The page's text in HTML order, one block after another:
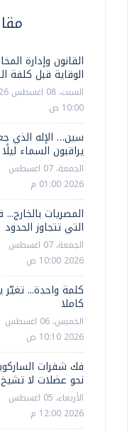
القانون وإدارة
الوقاية قبل كلفة
10:00 ص
سين… الإله الذي
يراقبون السماء ليلًا
الجمعة، 07 اغسطس
2026 01:00 م
المصريات
التي تتجاوز الحدود
الجمعة، 07 اغسطس
2026 10:00 ص
كلمة واحدة... تغيّر
كاملا
الخميس، 06 اغسطس
2026 10:10 ص
فك شفرات
نحو عضلات لا تشيخ
الأربعاء، 05 اغسطس
2026 12:00 م